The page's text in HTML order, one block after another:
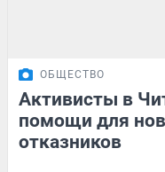
ОБЩЕСТВО
Активисты в
помощи для
отказников